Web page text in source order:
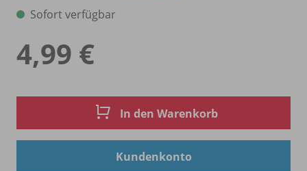
Sofort verfügbar
4,99 €
In den Warenkorb
Kundenkonto